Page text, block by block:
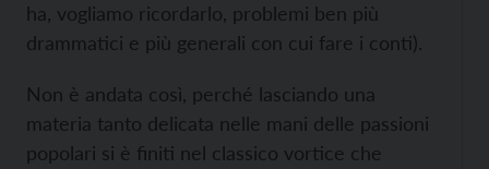
ha, vogliamo ricordarlo, problemi ben più
drammatici e più generali con cui fare i conti).
Non è andata così, perché lasciando una
materia tanto delicata nelle mani delle passioni
popolari si è finiti nel classico vortice che